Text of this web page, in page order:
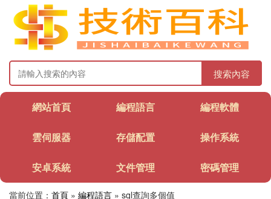
搜索內容
網站首頁 編程語言 編程軟體
雲伺服器 存儲配置 操作系統
安卓系統 文件管理 密碼管理
當前位置： 首頁 » 編程語言 » sql查詢多個值